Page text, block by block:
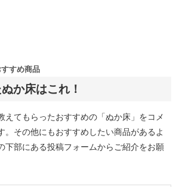
か床はこれ！
すめ商品
えてもらったおすすめの「ぬか床」をコメ
。その他にもおすすめしたい商品があるよ
下部にある投稿フォームからご紹介をお願